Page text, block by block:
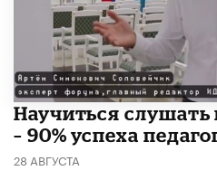
Научиться
– 90% успеха
28 АВГУСТА